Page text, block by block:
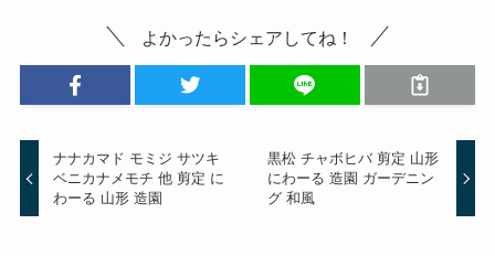
よかったらシェアしてね！
ナナカマド モミジ サツキ
ベニカナメモチ 他 剪定 に
わーる 山形 造園
黒松 チャボヒバ 剪定 山形
にわーる 造園 ガーデニン
グ 和風